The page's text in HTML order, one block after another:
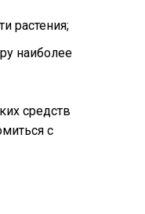
растения;
наиболее
средств
с